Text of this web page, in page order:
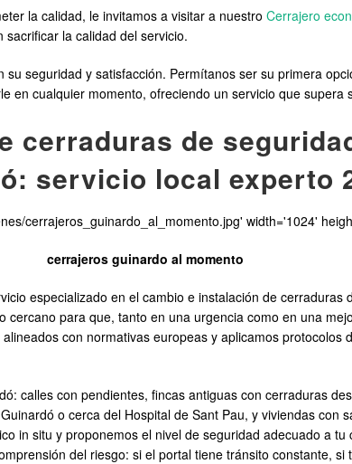
la calidad, le invitamos a visitar a nuestro Cerrajero
la calidad del servicio.
seguridad y satisfacción. Permítanos ser su primera
en cualquier momento, ofreciendo un servicio que supera
cerraduras de
servicio local experto
cerrajeros_guinardo_al_momento.jpg' width='1024'
cerrajeros guinardo al momento
especializado en el cambio e instalación de
para que, tanto en una urgencia como en una
con normativas europeas y aplicamos
calles con pendientes, fincas antiguas con cerraduras
o cerca del Hospital de Sant Pau, y viviendas con
in situ y proponemos el nivel de seguridad adecuado a
del riesgo: si el portal tiene tránsito constante,